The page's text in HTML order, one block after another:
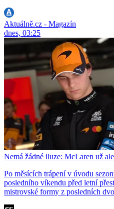
Aktuálně.cz - Magazín
dnes, 03:25
Nemá žádné iluze: McLaren už
Po měsících trápení v úvodu
posledního víkendu před letní
mistrovské formy z posledních